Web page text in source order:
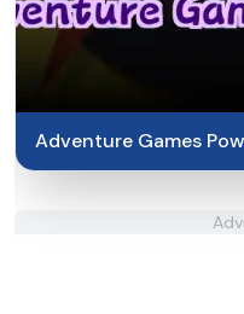
Adventure Games
Surfer